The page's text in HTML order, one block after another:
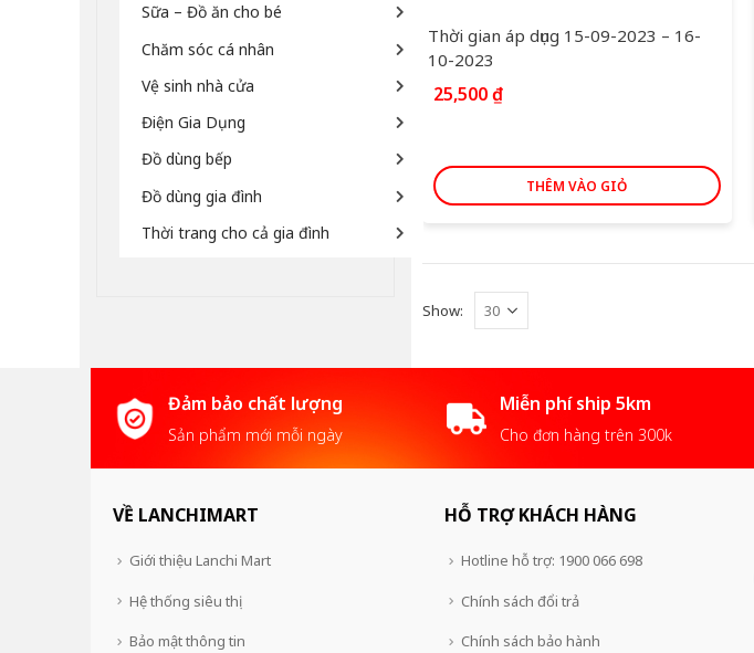
Thời gian áp dụng 15-09-2023 – 16-
10-2023
25,500₫
THÊM VÀO GIỎ
Show:
Sữa – Đồ ăn cho bé
Chăm sóc cá nhân
Vệ sinh nhà cửa
Điện Gia Dụng
Đồ dùng bếp
Đồ dùng gia đình
Thời trang cho cả gia đình
Đảm bảo chất lượng
Sản phẩm mới mỗi ngày
Miễn phí ship 5km
Cho đơn hàng trên 300k
VỀ LANCHIMART
Giới thiệu Lanchi Mart
Hệ thống siêu thị
Bảo mật thông tin
HỖ TRỢ KHÁCH HÀNG
Hotline hỗ trợ: 1900 066 698
Chính sách đổi trả
Chính sách bảo hành